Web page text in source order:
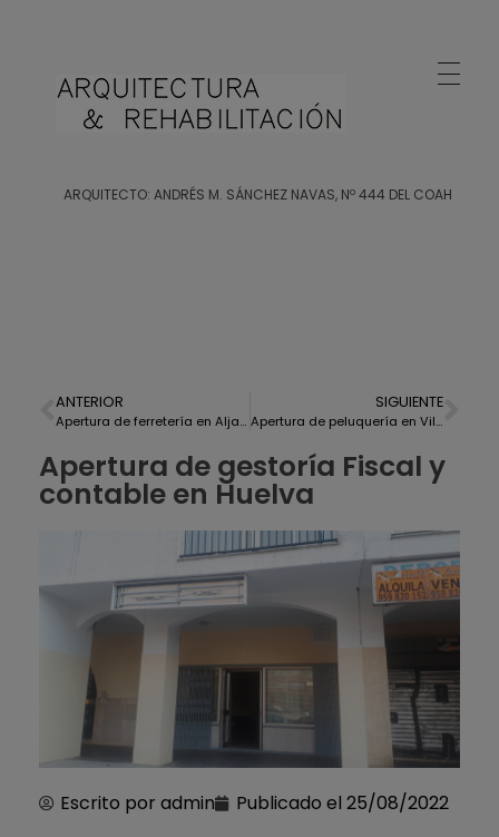
ARQUITECTO: ANDRÉS M. SÁNCHEZ NAVAS, Nº 444 DEL COAH
ANTERIOR
Apertura de ferretería en Aljaraque
SIGUIENTE
Apertura de peluquería en Villa Mundaka, Huelva
Apertura de gestoría Fiscal y
contable en Huelva
Escrito por admin Publicado el 25/08/2022